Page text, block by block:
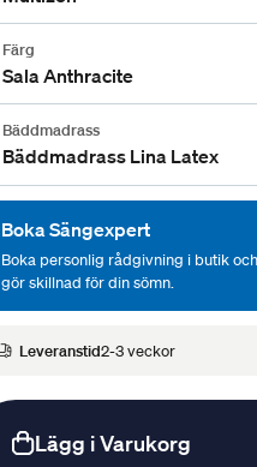
Färg
Sala Anthracite
Bäddmadrass
Bäddmadrass Lina Latex
Boka Sängexpert
Boka personlig rådgivning i butik
gör skillnad för din sömn.
Leveranstid2-3 veckor
Lägg i Varukorg